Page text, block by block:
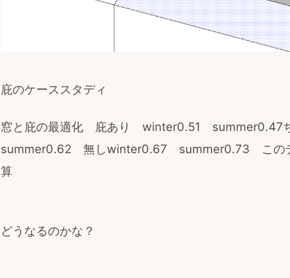
庇のケーススタディ
窓と庇の最適化 庇あり winter0.51
summer0.62 無しwinter0.67 summer0.73 このデ
算
どうなるのかな？